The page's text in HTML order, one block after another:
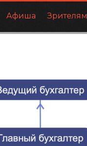
Афиша Зрителям